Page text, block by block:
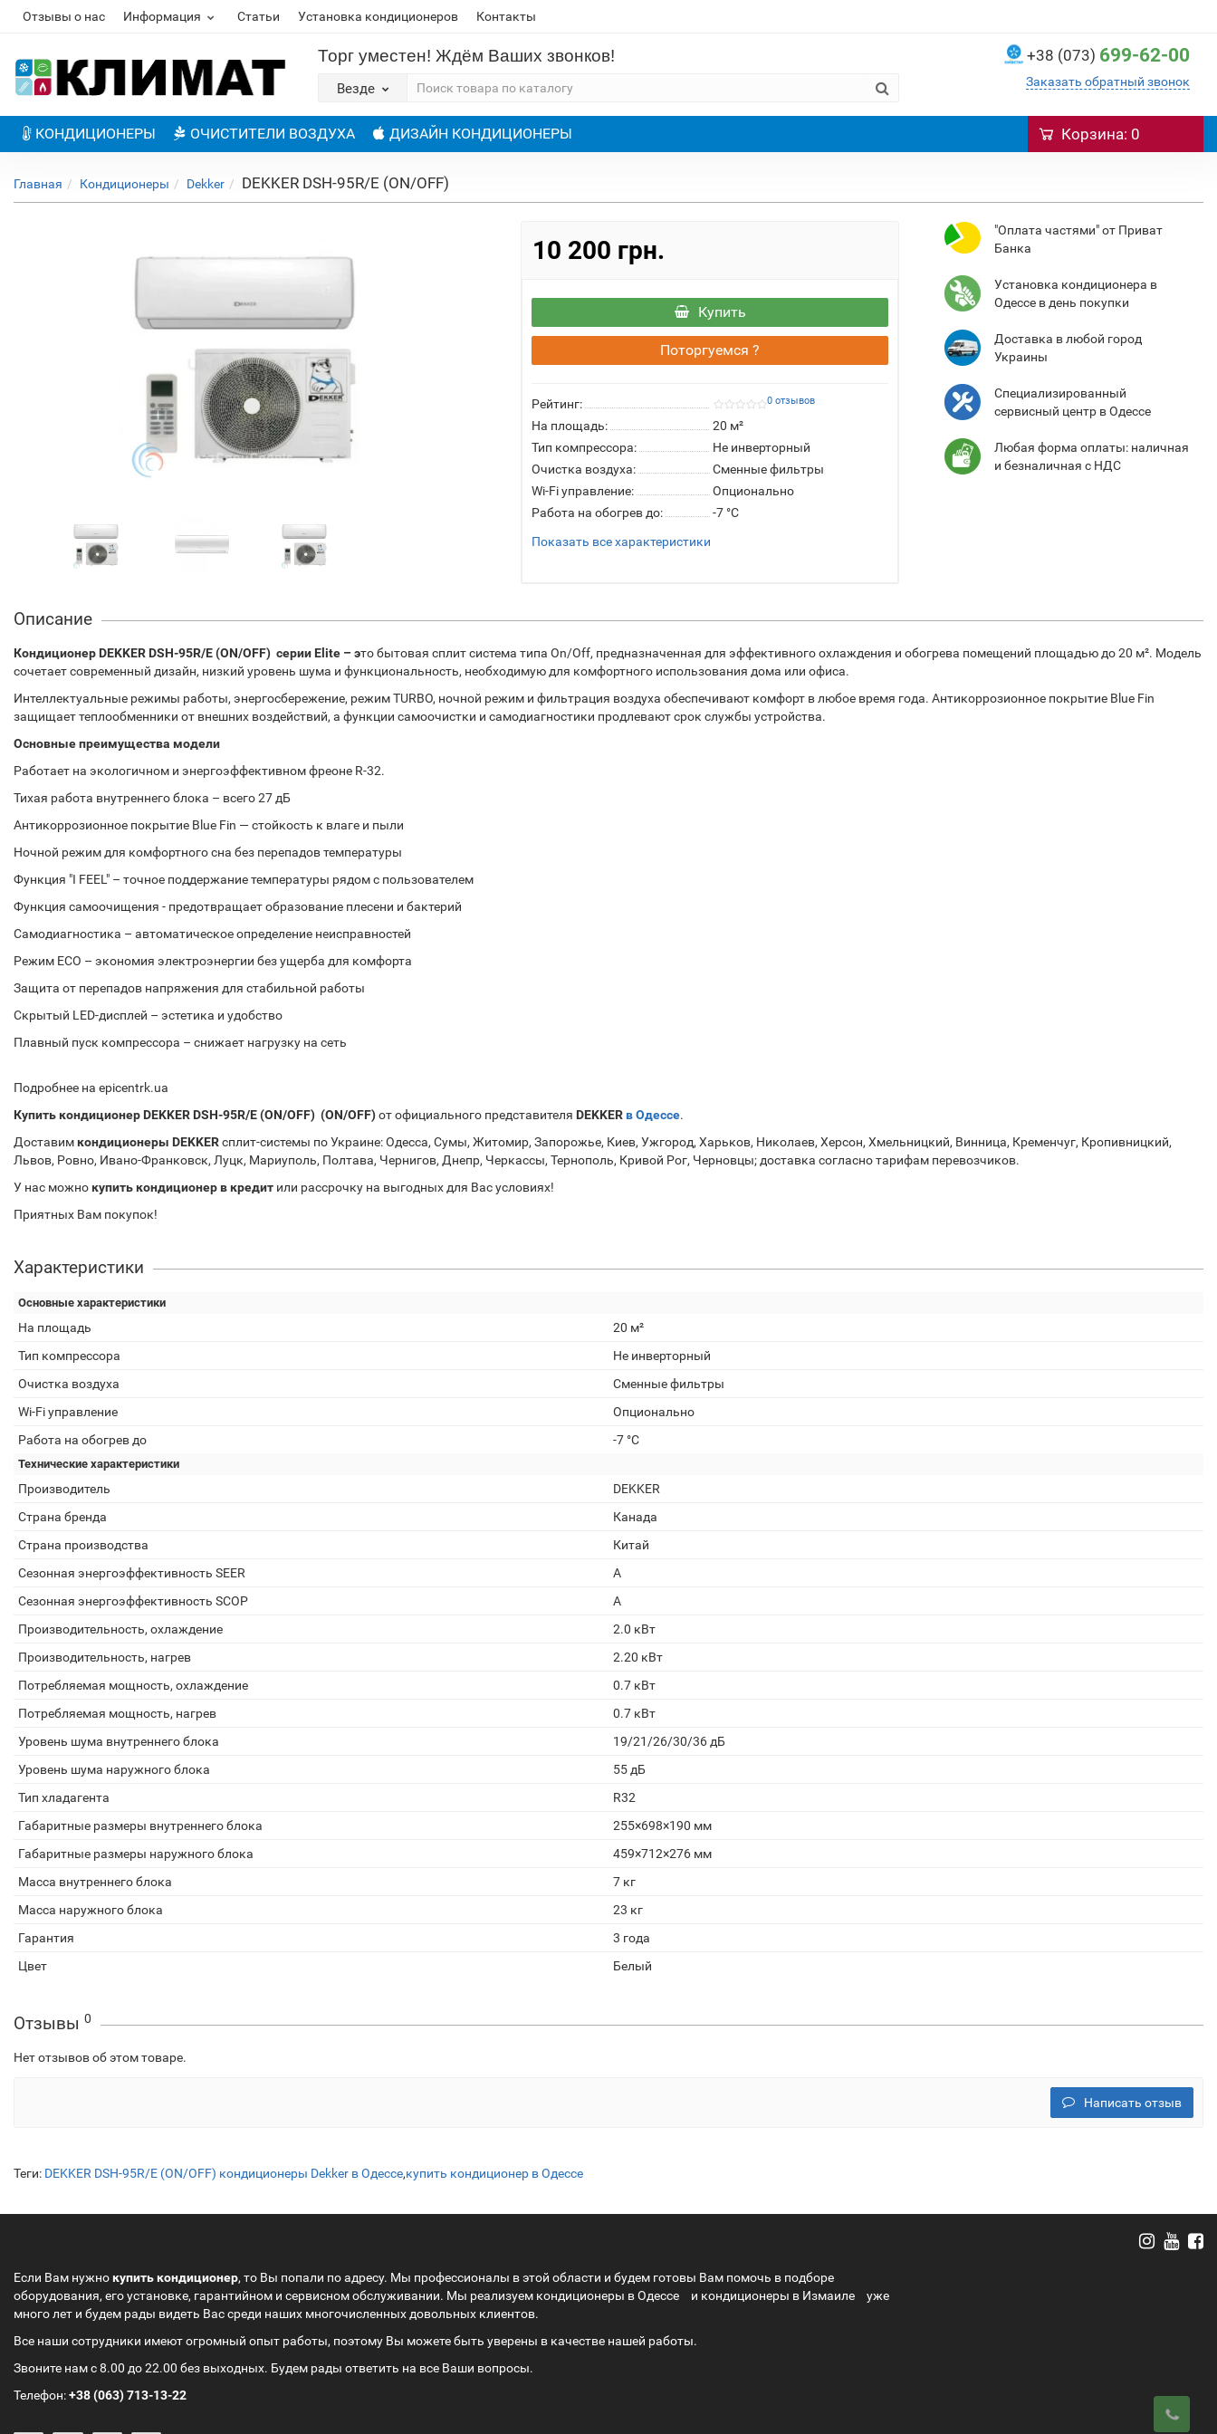
Отзывы о нас Информация Статьи Установка кондиционеров Контакты
Торг уместен! Ждём Ваших звонков!
Везде
+38 (073) 699-62-00
Заказать обратный звонок
КОНДИЦИОНЕРЫ ОЧИСТИТЕЛИ ВОЗДУХА ДИЗАЙН КОНДИЦИОНЕРЫ Корзина: 0
Главная Кондиционеры Dekker DEKKER DSH-95R/E (ON/OFF)
10 200 грн.
Купить
Поторгуемся ?
Рейтинг: 0 отзывов
На площадь:
20 м²
Тип компрессора:
Не инверторный
Очистка воздуха:
Сменные фильтры
Wi-Fi управление:
Опционально
Работа на обогрев до:
-7 °C
Показать все характеристики
"Оплата частями" от Приват
Банка
Установка кондиционера в
Одессе в день покупки
Доставка в любой город
Украины
Специализированный
сервисный центр в Одессе
Любая форма оплаты: наличная
и безналичная с НДС
Описание
Кондиционер DEKKER DSH-95R/E (ON/OFF) серии Elite – это бытовая сплит система типа On/Off, предназначенная для эффективного охлаждения и обогрева помещений площадью до 20 м². Модель
сочетает современный дизайн, низкий уровень шума и функциональность, необходимую для комфортного использования дома или офиса.
Интеллектуальные режимы работы, энергосбережение, режим TURBO, ночной режим и фильтрация воздуха обеспечивают комфорт в любое время года. Антикоррозионное покрытие Blue Fin
защищает теплообменники от внешних воздействий, а функции самоочистки и самодиагностики продлевают срок службы устройства.
Основные преимущества модели
Работает на экологичном и энергоэффективном фреоне R-32.
Тихая работа внутреннего блока – всего 27 дБ
Антикоррозионное покрытие Blue Fin — стойкость к влаге и пыли
Ночной режим для комфортного сна без перепадов температуры
Функция "I FEEL" – точное поддержание температуры рядом с пользователем
Функция самоочищения - предотвращает образование плесени и бактерий
Самодиагностика – автоматическое определение неисправностей
Режим ECO – экономия электроэнергии без ущерба для комфорта
Защита от перепадов напряжения для стабильной работы
Скрытый LED-дисплей – эстетика и удобство
Плавный пуск компрессора – снижает нагрузку на сеть
Подробнее на epicentrk.ua
Купить кондиционер DEKKER DSH-95R/E (ON/OFF) (ON/OFF)от официального представителя DEKKERв Одессе.
Доставим кондиционеры DEKKERсплит-системы по Украине: Одесса, Сумы, Житомир, Запорожье, Киев, Ужгород, Харьков, Николаев, Херсон, Хмельницкий, Винница, Кременчуг, Кропивницкий,
Львов, Ровно, Ивано-Франковск, Луцк, Мариуполь, Полтава, Чернигов, Днепр, Черкассы, Тернополь, Кривой Рог, Черновцы; доставка согласно тарифам перевозчиков.
У нас можно купить кондиционер в кредит или рассрочку на выгодных для Вас условиях!
Приятных Вам покупок!
Характеристики
Основные характеристики
На площадь
20 м²
Тип компрессора
Не инверторный
Очистка воздуха
Сменные фильтры
Wi-Fi управление
Опционально
Работа на обогрев до
-7 °C
Технические характеристики
Производитель
DEKKER
Страна бренда
Канада
Страна производства
Китай
Сезонная энергоэффективность SEER
A
Сезонная энергоэффективность SCOP
A
Производительность, охлаждение
2.0 кВт
Производительность, нагрев
2.20 кВт
Потребляемая мощность, охлаждение
0.7 кВт
Потребляемая мощность, нагрев
0.7 кВт
Уровень шума внутреннего блока
19/21/26/30/36 дБ
Уровень шума наружного блока
55 дБ
Тип хладагента
R32
Габаритные размеры внутреннего блока
255×698×190 мм
Габаритные размеры наружного блока
459×712×276 мм
Масса внутреннего блока
7 кг
Масса наружного блока
23 кг
Гарантия
3 года
Цвет
Белый
Отзывы 0
Нет отзывов об этом товаре.
Написать отзыв
Теги: DEKKER DSH-95R/E (ON/OFF) кондиционеры Dekker в Одессе,купить кондиционер в Одессе
Если Вам нужнокупить кондиционер, то Вы попали по адресу. Мы профессионалы в этой области и будем готовы Вам помочь в подборе
оборудования, его установке, гарантийном и сервисном обслуживании. Мы реализуем кондиционеры в Одессе и кондиционеры в Измаиле
уже
много лет и будем рады видеть Вас среди наших многочисленных довольных клиентов.
Все наши сотрудники имеют огромный опыт работы, поэтому Вы можете быть уверены в качестве нашей работы.
Звоните нам с 8.00 до 22.00 без выходных. Будем рады ответить на все Ваши вопросы.
Телефон:+38 (063)713-13-22